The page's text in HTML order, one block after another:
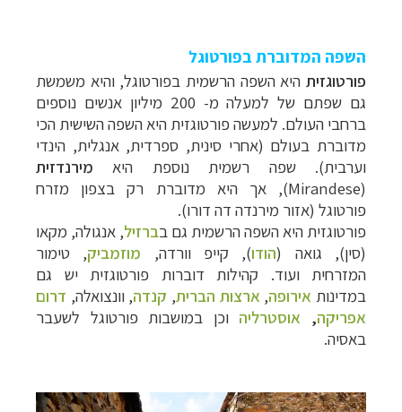
השפה המדוברת בפורטוגל
פורטוגזית היא השפה הרשמית בפורטוגל, והיא משמשת
גם שפתם של למעלה מ- 200 מיליון אנשים נוספים
ברחבי העולם. למעשה פורטוגזית היא השפה השישית הכי
מדוברת בעולם (אחרי סינית, ספרדית, אנגלית, הינדי
וערבית). שפה רשמית נוספת היא מירנדזית
(
Mirandese), אך היא מדוברת רק בצפון מזרח
פורטוגל (אזור מירנדה דה דורו).
פורטוגזית היא השפה הרשמית גם בברזיל, אנגולה, מקאו
(סין), גואה (הודו), קייפ וורדה, מוזמביק, טימור
המזרחית ועוד. קהילות דוברות פורטוגזית יש גם
במדינות אירופה, ארצות הברית, קנדה, וונצואלה, דרום
אפריקה, אוסטרליה וכן במושבות פורטוגל לשעבר
באסיה.